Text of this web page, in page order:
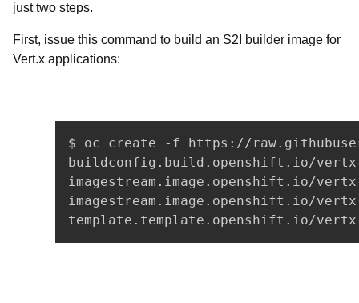
just two steps.
First, issue this command to build an S2I builder image for
Vert.x applications:
$ oc create -f https://
buildconfig.build.openshift.io/
imagestream.image.openshift.io/
imagestream.image.openshift.io/